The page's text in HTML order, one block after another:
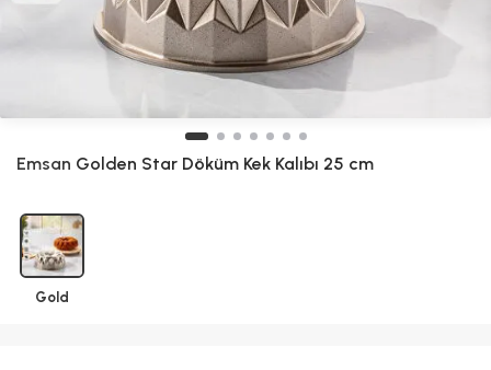
Emsan Golden Star Döküm Kek Kalıbı 25 cm
Gold